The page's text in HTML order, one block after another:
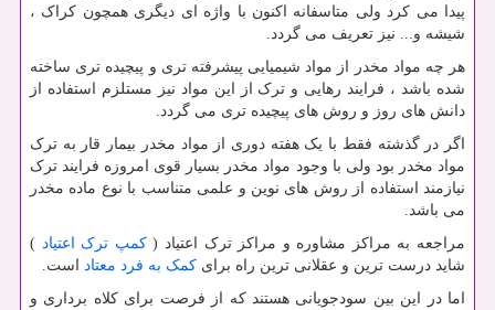
پیدا می کرد ولی متاسفانه اکنون با واژه ای دیگری همچون کراک ،
شیشه و... نیز تعریف می گردد.
هر چه مواد مخدر از مواد شیمیایی پیشرفته تری و پیچیده تری ساخته
شده باشد ، فرایند رهایی و ترک از این مواد نیز مستلزم استفاده از
دانش های روز و روش های پیچیده تری می گردد.
اگر در گذشته فقط با یک هفته دوری از مواد مخدر بیمار قار به ترک
مواد مخدر بود ولی با وجود مواد مخدر بسیار قوی امروزه فرایند ترک
نیازمند استفاده از روش های نوین و علمی متناسب با نوع ماده مخدر
می باشد.
مراجعه به مراکز مشاوره و مراکز ترک اعتیاد (کمپ ترک اعتیاد )
شاید درست ترین و عقلانی ترین راه برای کمک به فرد معتاد است.
اما در این بین سودجویانی هستند که از فرصت برای کلاه برداری و